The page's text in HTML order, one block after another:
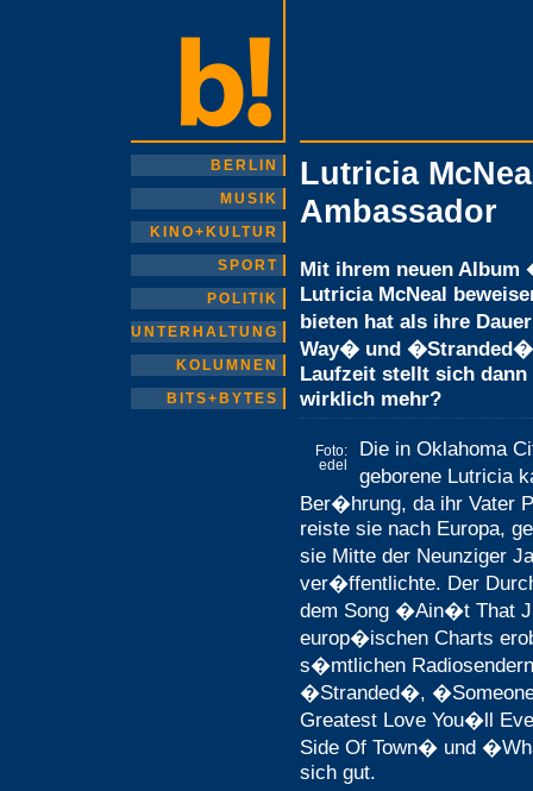
BERLIN
MUSIK
KINO+KULTUR
SPORT
POLITIK
UNTERHALTUNG
KOLUMNEN
BITS+BYTES
Lutricia
Ambassador
Mit ihrem neuen
Lutricia McNeal
bieten hat als ihre
Way� und �Stranded�.
Laufzeit stellt sich dann
wirklich mehr?
Foto:
edel
Die in Oklahoma
geborene Lutricia
Ber�hrung, da ihr Vater
reiste sie nach Europa,
sie Mitte der Neunziger
ver�ffentlichte. Der
dem Song �Ain�t That
europ�ischen Charts
s�mtlichen
�Stranded�,
Greatest Love You�ll
Side Of Town� und
sich gut.